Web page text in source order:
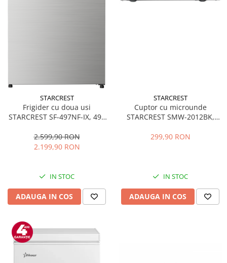
STARCREST
Frigider cu doua usi
STARCREST SF-497NF-IX, 497
Inverter, Clasa E, Display,
Functie super racire, Blocare
2.599,90 RON
2.199,90 RON
IN STOC
ADAUGA IN COS
STARCREST
Cuptor cu microunde
STARCREST SMW-2012BK,
mecanic, 6 Trepte de putere,
299,90 RON
IN STOC
ADAUGA IN COS